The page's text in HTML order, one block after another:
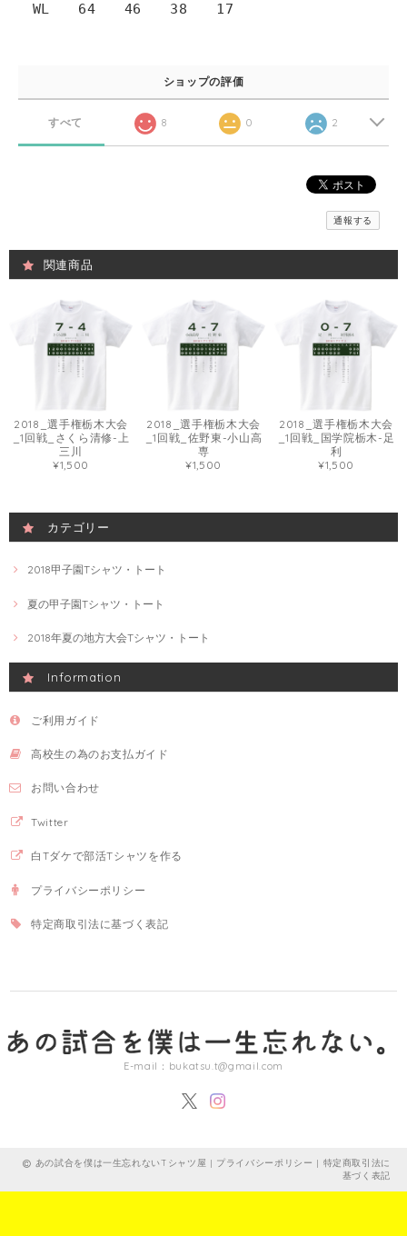
WL 64 46 38 17
ショップの評価
すべて 8 0 2
通報する
関連商品
2018_選手権栃木大会
_1回戦_さくら清修-上
三川
¥1,500
2018_選手権栃木大会
_1回戦_佐野東-小山高
専
¥1,500
2018_選手権栃木大会
_1回戦_国学院栃木-足
利
¥1,500
カテゴリー
2018甲子園Tシャツ・トート
夏の甲子園Tシャツ・トート
2018年夏の地方大会Tシャツ・トート
Information
ご利用ガイド
高校生の為のお支払ガイド
お問い合わせ
Twitter
白Tダケで部活Tシャツを作る
プライバシーポリシー
特定商取引法に基づく表記
E-mail： bukatsu.t@gmail.com
あの試合を僕は一生忘れないTシャツ屋 | プライバシーポリシー | 特定商取引法に
基づく表記